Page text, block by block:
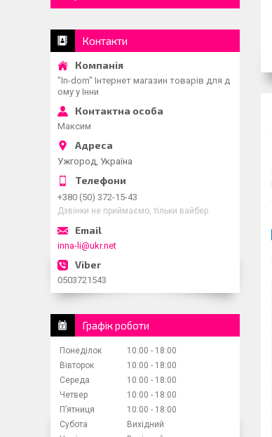
Контакти
"In-dom" Інтернет магазин товарів для д
ому у Інни
Максим
Ужгород, Україна
+380 (50) 372-15-43
Дзвінки не приймаємо, тільки вайбер
inna-li@ukr.net
0503721543
Графік роботи
Понеділок 10:00
18:00
Вівторок
10:00
18:00
Середа
10:00
18:00
Четвер
10:00
18:00
Пʼятниця
10:00
18:00
Субота
Вихідний